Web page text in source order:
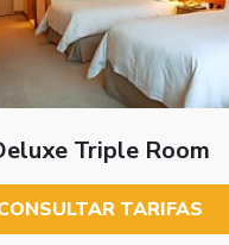
Triple Room
TARIFAS